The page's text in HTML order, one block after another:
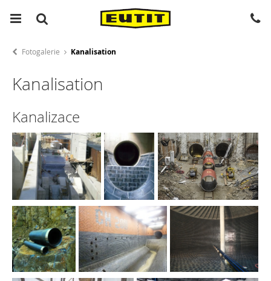
Fotogalerie Kanalisation
Kanalisation
Kanalizace